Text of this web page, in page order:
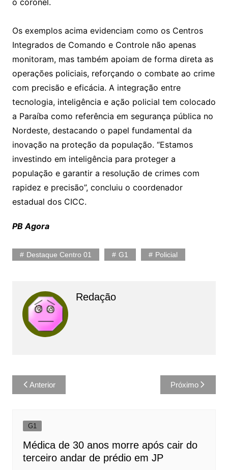
o coronel.
Os exemplos acima evidenciam como os Centros
Integrados de Comando e Controle não apenas
monitoram, mas também apoiam de forma direta as
operações policiais, reforçando o combate ao crime
com precisão e eficácia. A integração entre
tecnologia, inteligência e ação policial tem colocado
a Paraíba como referência em segurança pública no
Nordeste, destacando o papel fundamental da
inovação na proteção da população. “Estamos
investindo em inteligência para proteger a
população e garantir a resolução de crimes com
rapidez e precisão”, concluiu o coordenador
estadual dos CICC.
PB Agora
Destaque Centro 01 G1 Policial
Redação
Navegação
de
Anterior Próximo
G1
Médica de 30 anos morre após cair do
terceiro andar de prédio em JP